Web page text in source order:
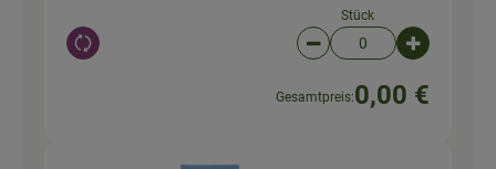
Auswahl ändern
Stück
Artikelanzahl
Gesamtpreis:0,00 €